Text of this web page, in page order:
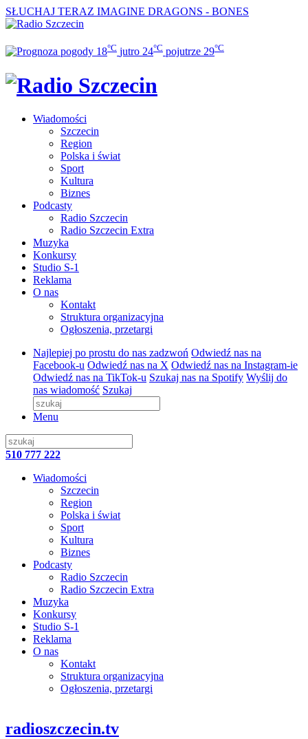
SŁUCHAJ TERAZ IMAGINE DRAGONS - BONES
18°C jutro 24°C pojutrze 29°C
Wiadomości
Szczecin
Region
Polska i świat
Sport
Kultura
Biznes
Podcasty
Radio Szczecin
Radio Szczecin Extra
Muzyka
Konkursy
Studio S-1
Reklama
O nas
Kontakt
Struktura organizacyjna
Ogłoszenia, przetargi
Najlepiej po prostu do nas zadzwoń Odwiedź nas na
Facebook-u Odwiedź nas na X Odwiedź nas na Instagram-ie
Odwiedź nas na TikTok-u Szukaj nas na Spotify Wyślij do
nas wiadomość Szukaj
Menu
510 777 222
Wiadomości
Szczecin
Region
Polska i świat
Sport
Kultura
Biznes
Podcasty
Radio Szczecin
Radio Szczecin Extra
Muzyka
Konkursy
Studio S-1
Reklama
O nas
Kontakt
Struktura organizacyjna
Ogłoszenia, przetargi
radioszczecin.tv